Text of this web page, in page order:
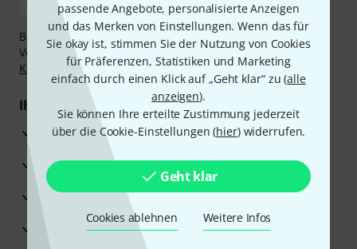
passende Angebote, personalisierte Anzeigen
und das Merken von Einstellungen. Wenn das für
Sie okay ist, stimmen Sie der Nutzung von Cookies
für Präferenzen, Statistiken und Marketing
einfach durch einen Klick auf „Geht klar“ zu (alle
anzeigen).
Sie können Ihre erteilte Zustimmung jederzeit
über die Cookie-Einstellungen (hier) widerrufen.
Geht klar
Cookies ablehnen Weitere Infos
Bezahlen Sie vertraulich und sicher per Nachnahme,
Vorkasse, PayPal, Amazon Pay,Klarna Sofort bezahlen,
Klarna Ratenzahlungoder Kreditkarte.
Ihre Vorteile
3 Jahre Thomann Garantie
30 Tage Money-Back-Garantie
Reparaturservice
Beratung durch Fachexperten